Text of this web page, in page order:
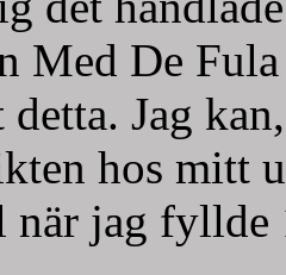
Med De
Jag
hos mitt
när jag fyllde